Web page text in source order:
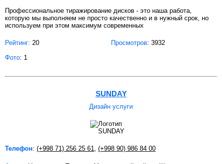
Профессиональное тиражирование дисков - это наша работа,
которую мы выполняем не просто качественно и в нужный срок, но
используем при этом максимум современных
Рейтинг: 20 Просмотров: 3932
Фото: 1
SUNDAY
Дизайн услуги
Телефон: (+998 71) 256 25 61 (+998 90) 986 84 00